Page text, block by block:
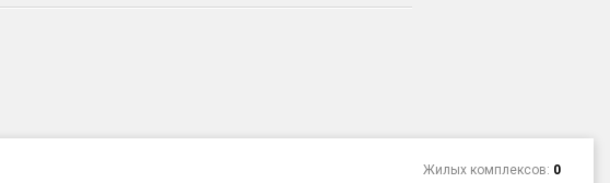
Жилых комплексов: 0